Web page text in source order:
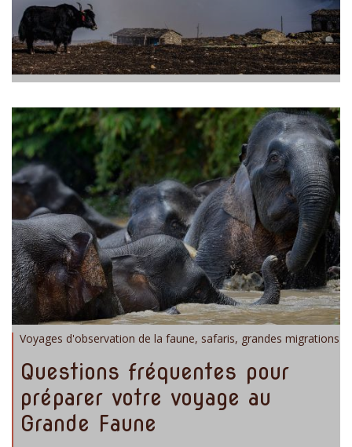
Voyages d'observation de la faune, safaris, grandes migrations
Questions fréquentes pour
préparer votre voyage au
Grande Faune